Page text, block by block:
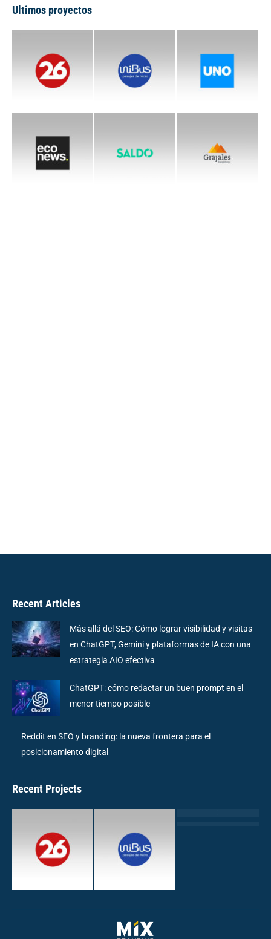
Ultimos proyectos
Recent Articles
Más allá del SEO: Cómo lograr visibilidad y visitas
en ChatGPT, Gemini y plataformas de IA con una
estrategia AIO efectiva
ChatGPT: cómo redactar un buen prompt en el
menor tiempo posible
Reddit en SEO y branding: la nueva frontera para el
posicionamiento digital
Recent Projects